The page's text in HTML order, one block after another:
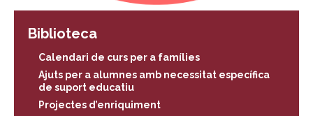
Biblioteca
Calendari de curs per a famílies
Ajuts per a alumnes amb necessitat específica
de suport educatiu
Projectes d’enriquiment